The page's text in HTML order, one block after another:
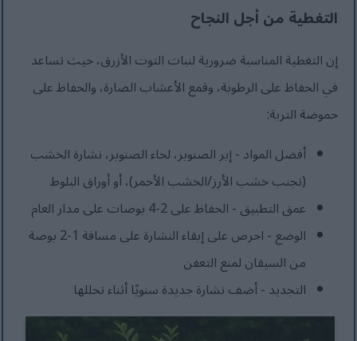
التغطية من أجل النجاح
إن التغطية المناسبة ضرورية لنبات التوت الأزرق، حيث تساعد
في الحفاظ على الرطوبة، وقمع الأعشاب الضارة، والحفاظ على
حموضة التربة:
أفضل المواد - إبر الصنوبر، لحاء الصنوبر، نشارة الخشب
(تجنب خشب الأرز/الخشب الأحمر)، أو أوراق البلوط
عمق التطبيق - الحفاظ على 2-4 بوصات على مدار العام
الوضع - احرص على إبقاء النشارة على مسافة 1-2 بوصة
من السيقان لمنع التعفن
التجديد - أضف نشارة جديدة سنويًا أثناء تحللها